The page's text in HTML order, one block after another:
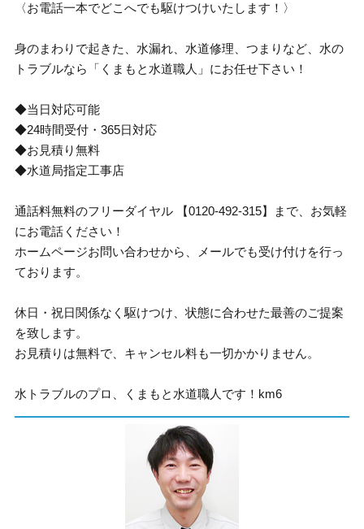
〈お電話一本でどこへでも駆けつけいたします！〉
身のまわりで起きた、水漏れ、水道修理、つまりなど、水の
トラブルなら「くまもと水道職人」にお任せ下さい！
◆当日対応可能
◆24時間受付・365日対応
◆お見積り無料
◆水道局指定工事店
通話料無料のフリーダイヤル 【0120-492-315】まで、お気軽
にお電話ください！
ホームページお問い合わせから、メールでも受け付けを行っ
ております。
休日・祝日関係なく駆けつけ、状態に合わせた最善のご提案
を致します。
お見積りは無料で、キャンセル料も一切かかりません。
水トラブルのプロ、くまもと水道職人です！km6